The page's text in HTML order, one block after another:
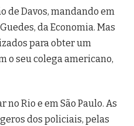
de Davos, mandando em
da Economia. Mas
para obter um
o seu colega americano,
no Rio e em São Paulo. As
dos policiais, pelas